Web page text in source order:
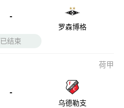
-
罗森博格
已结束
荷甲
-
乌德勒支